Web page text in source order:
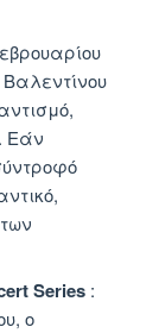
Εάν
Series :
ο